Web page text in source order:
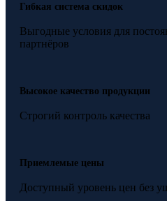
Гибкая система скидок
Выгодные условия для
партнёров
Высокое качество продукции
Строгий контроль качества
Приемлемые цены
Доступный уровень цен без